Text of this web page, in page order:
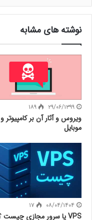
نوشته های مشابه
۲۹/۰۶/۱۳۹۹ ۱۸۹
ویروس و آثار آن بر کامپیوتر و
موبایل
۰۸/۰۴/۱۴۰۴ ۱۷
VPS یا سرور مجازی چیست ؟